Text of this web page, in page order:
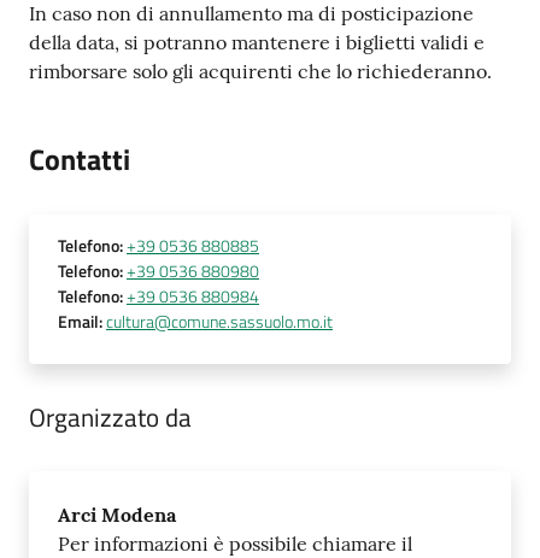
In caso non di annullamento ma di posticipazione
della data, si potranno mantenere i biglietti validi e
rimborsare solo gli acquirenti che lo richiederanno.
Contatti
Telefono:+39 0536 880885
Telefono:+39 0536 880980
Telefono:+39 0536 880984
Email:cultura@comune.sassuolo.mo.it
Organizzato da
Arci Modena
Per informazioni è possibile chiamare il